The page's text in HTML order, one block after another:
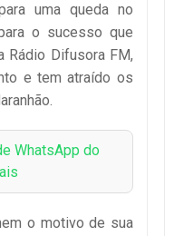
uma queda no
o sucesso que
Rádio Difusora FM,
e tem atraído os
WhatsApp do
o motivo de sua